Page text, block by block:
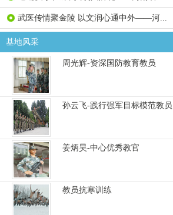
武医传情聚金陵 以文润心通中外——河...
基地风采
周光辉-资深国防教育教员
孙云飞-践行强军目标模范教员
姜炳昊-中心优秀教官
教员抗寒训练